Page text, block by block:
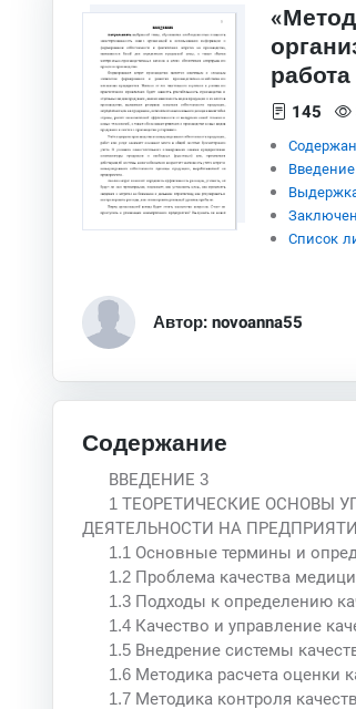
работа
145
Введение
Список
Автор: novoanna55
Содержание
ВВЕДЕНИЕ 3
1 ТЕОРЕТИЧЕСКИЕ ОСНОВЫ
ДЕЯТЕЛЬНОСТИ НА
1.1 Основные термины и
1.2 Проблема качества
1.3 Подходы к определению
1.4 Качество и управление
1.5 Внедрение системы
1.6 Методика расчета
1.7 Методика контроля